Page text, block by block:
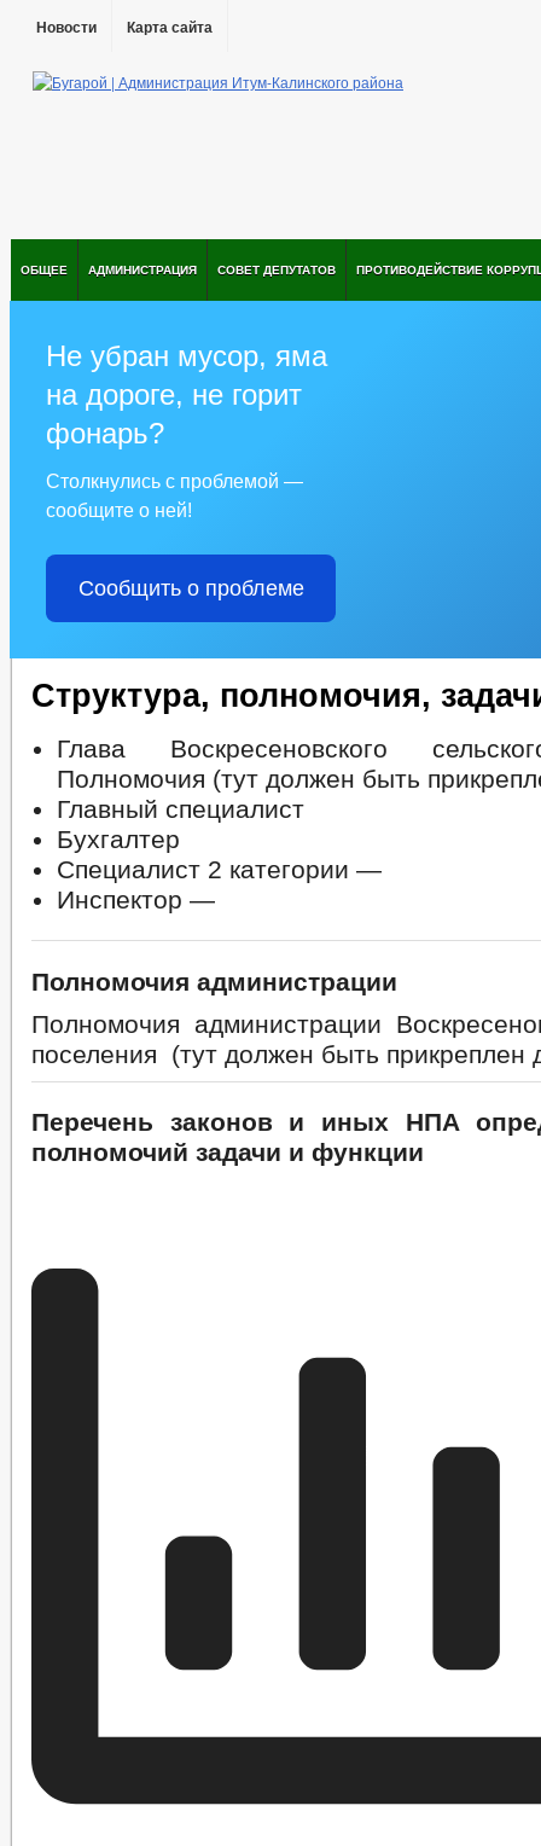
Новости Карта сайта
ОБЩЕЕ АДМИНИСТРАЦИЯ СОВЕТ ДЕПУТАТОВ ПРОТИВОДЕЙСТВИЕ
Не убран мусор, яма
на дороге, не горит
фонарь?
Столкнулись с проблемой —
сообщите о ней!
Сообщить о проблеме
Структура, полномочия,
Глава Воскресеновского
Полномочия (тут должен быть
Главный специалист
Бухгалтер
Специалист 2 категории —
Инспектор —
Полномочия администрации
Полномочия администрации
поселения (тут должен быть прикреплен
Перечень законов и иных НПА
полномочий задачи и функции